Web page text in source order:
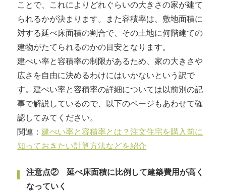
ことで、これによりどれぐらいの大きさの家が建て
られるかが決まります。また容積率は、敷地面積に
対する延べ床面積の割合で、その土地に何階建ての
建物がたてられるのかの目安となります。
建ぺい率と容積率の制限があるため、家の大きさや
広さを自由に決めるわけにはいかないという訳で
す。建ぺい率と容積率の詳細については以前別の記
事で解説しているので、以下のページもあわせて確
認してみてください。
関連：建ぺい率と容積率とは？注文住宅を購入前に
知っておきたい計算方法などを紹介
注意点② 延べ床面積に比例して建築費用が高く
なっていく